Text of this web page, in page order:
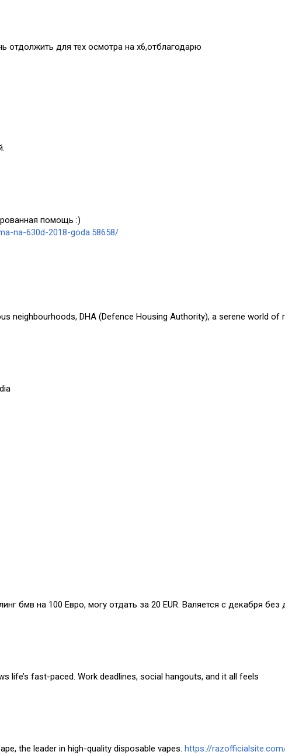
отдолжить для тех осмотра на х6,отблагодарю
помощь :)
na-630d-2018-goda.58658/
neighbourhoods, DHA (Defence Housing Authority), a serene world of
бмв на 100 Евро, могу отдать за 20 EUR. Валяется с декабря без
life’s fast-paced. Work deadlines, social hangouts, and it all feels
the leader in high-quality disposable vapes. https://